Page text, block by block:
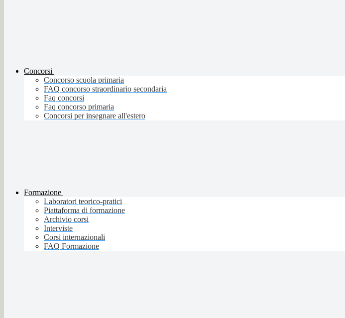
Concorsi
Concorso scuola primaria
FAQ concorso straordinario secondaria
Faq concorsi
Faq concorso primaria
Concorsi per insegnare all'estero
Formazione
Laboratori teorico-pratici
Piattaforma di formazione
Archivio corsi
Interviste
Corsi internazionali
FAQ Formazione